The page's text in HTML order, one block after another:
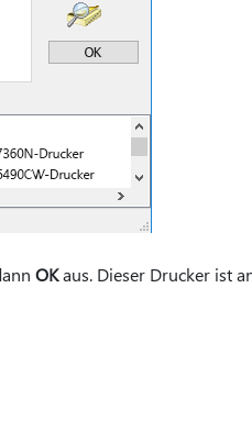
OKaus. Dieser Drucker ist